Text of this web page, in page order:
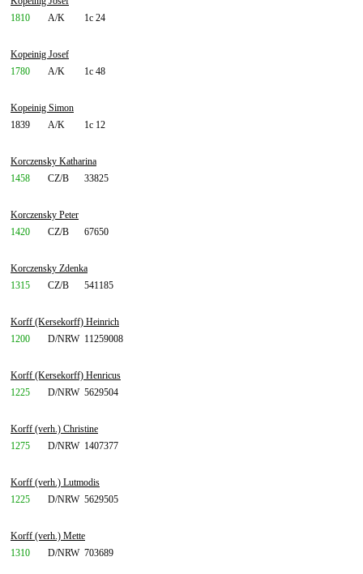
1810
A/K 1c 24
Kopeinig Josef
1780
A/K 1c 48
Kopeinig Simon
1839
A/K 1c 12
Korczensky Katharina
1458
CZ/B 33825
Korczensky Peter
1420
CZ/B 67650
Korczensky Zdenka
1315
CZ/B 541185
Korff (Kersekorff) Heinrich
1200
D/NRW 11259008
Korff (Kersekorff) Henricus
1225
D/NRW 5629504
Korff (verh.) Christine
1275
D/NRW 1407377
Korff (verh.) Lutmodis
1225
D/NRW 5629505
Korff (verh.) Mette
1310
D/NRW 703689